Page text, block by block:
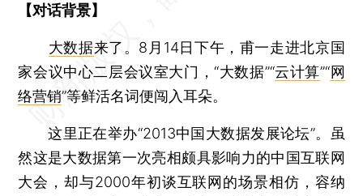
【对话背景】
大数据来了。8月14日下午，甫一走进北京国
家会议中心二层会议室大门，“大数据”“云计算”“网
络营销”等鲜活名词便闯入耳朵。
这里正在举办“2013中国大数据发展论坛”。虽
然这是大数据第一次亮相颇具影响力的中国互联网
大会，却与2000年初谈互联网的场景相仿，容纳